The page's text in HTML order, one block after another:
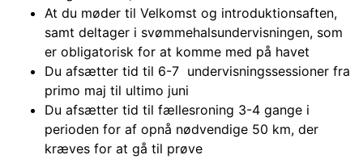
At du møder til Velkomst og introduktionsaften,
samt deltager i svømmehalsundervisningen, som
er obligatorisk for at komme med på havet
Du afsætter tid til 6-7 undervisningssessioner fra
primo maj til ultimo juni
Du afsætter tid til fællesroning 3-4 gange i
perioden for af opnå nødvendige 50 km, der
kræves for at gå til prøve